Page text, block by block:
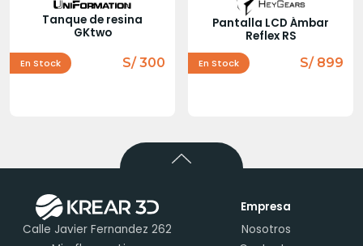
Tanque de resina
GKtwo
En Stock S/ 300
Pantalla LCD Ámbar
Reflex RS
En Stock S/ 899
Calle Javier Fernandez 262
Empresa
Nosotros